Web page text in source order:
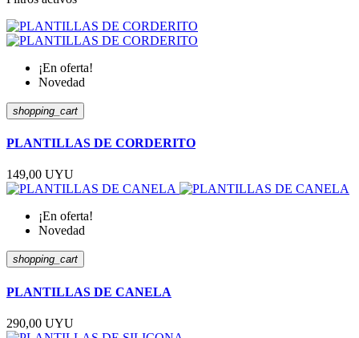
¡En oferta!
Novedad
shopping_cart
PLANTILLAS DE CORDERITO
149,00 UYU
¡En oferta!
Novedad
shopping_cart
PLANTILLAS DE CANELA
290,00 UYU